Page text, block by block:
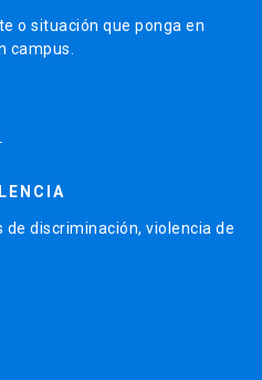
o situación que ponga en
campus.
discriminación, violencia de